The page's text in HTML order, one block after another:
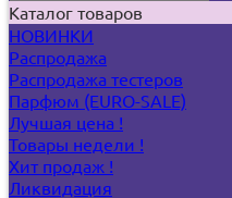
Каталог товаров
НОВИНКИ
Распродажа
Распродажа тестеров
Парфюм (EURO-SALE)
Лучшая цена !
Товары недели !
Хит продаж !
Ликвидация